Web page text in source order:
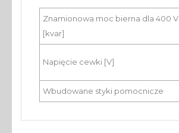
Znamionowa moc bierna dla 400 V
[kvar]
Napięcie cewki [V]
Wbudowane styki pomocnicze